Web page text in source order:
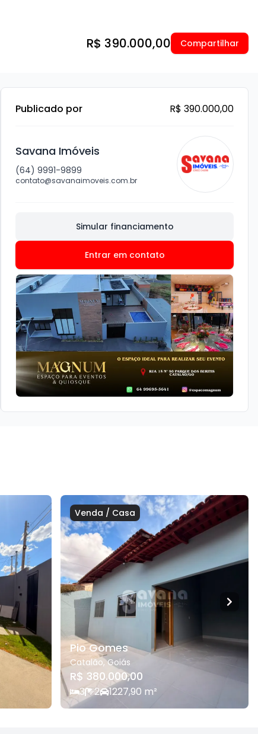
R$ 390.000,00 Compartilhar
Publicado por R$ 390.000,00
Savana Imóveis
(64) 9991-9899
contato@savanaimoveis.com.br
Simular financiamento
Entrar em contato
Venda / Casa
Pio Gomes
Catalão,Goiás
R$ 380.000,00
3 2 1227,90 m²